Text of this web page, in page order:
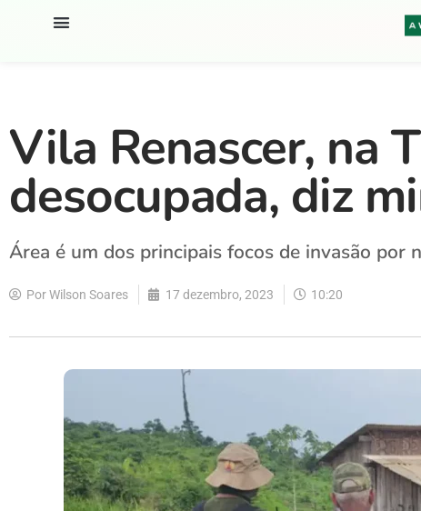
Vila Renascer, na
desocupada, diz
Área é um dos principais focos de invasão por
PorWilson Soares 17 dezembro, 2023 10:20